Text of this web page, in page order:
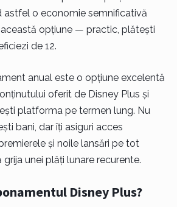
astfel o economie semnificativă
opțiune — practic, plătești
de 12.
anual este o opțiune excelentă
oferit de Disney Plus și
platforma pe termen lung. Nu
bani, dar îți asiguri acces
și noile lansări pe tot
unei plăți lunare recurente.
Disney Plus?